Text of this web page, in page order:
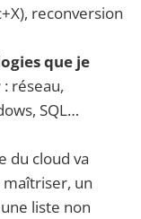
reconversion
que je
: réseau,
SQL…
du cloud va
un
liste non